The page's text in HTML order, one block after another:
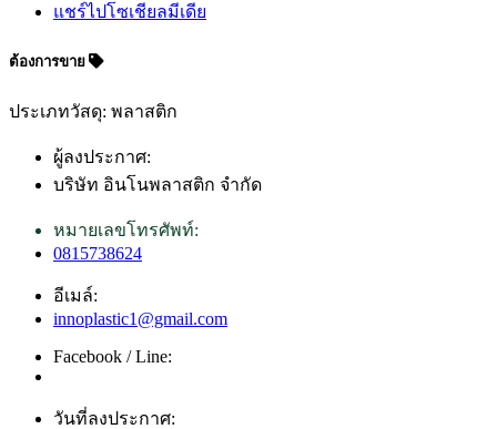
แชร์ไปโซเชียลมีเดีย
ต้องการขาย
ประเภทวัสดุ: พลาสติก
ผู้ลงประกาศ:
บริษัท อินโนพลาสติก จำกัด
หมายเลขโทรศัพท์:
0815738624
อีเมล์:
innoplastic1@gmail.com
Facebook / Line:
วันที่ลงประกาศ: